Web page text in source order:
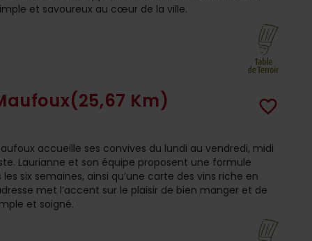
et savoureux au cœur de la ville.
(25,67 Km) favorite_border
accueille ses convives du lundi au vendredi, midi
Laurianne et son équipe proposent une formule
six semaines, ainsi qu’une carte des vins riche en
met l’accent sur le plaisir de bien manger et de
et soigné.